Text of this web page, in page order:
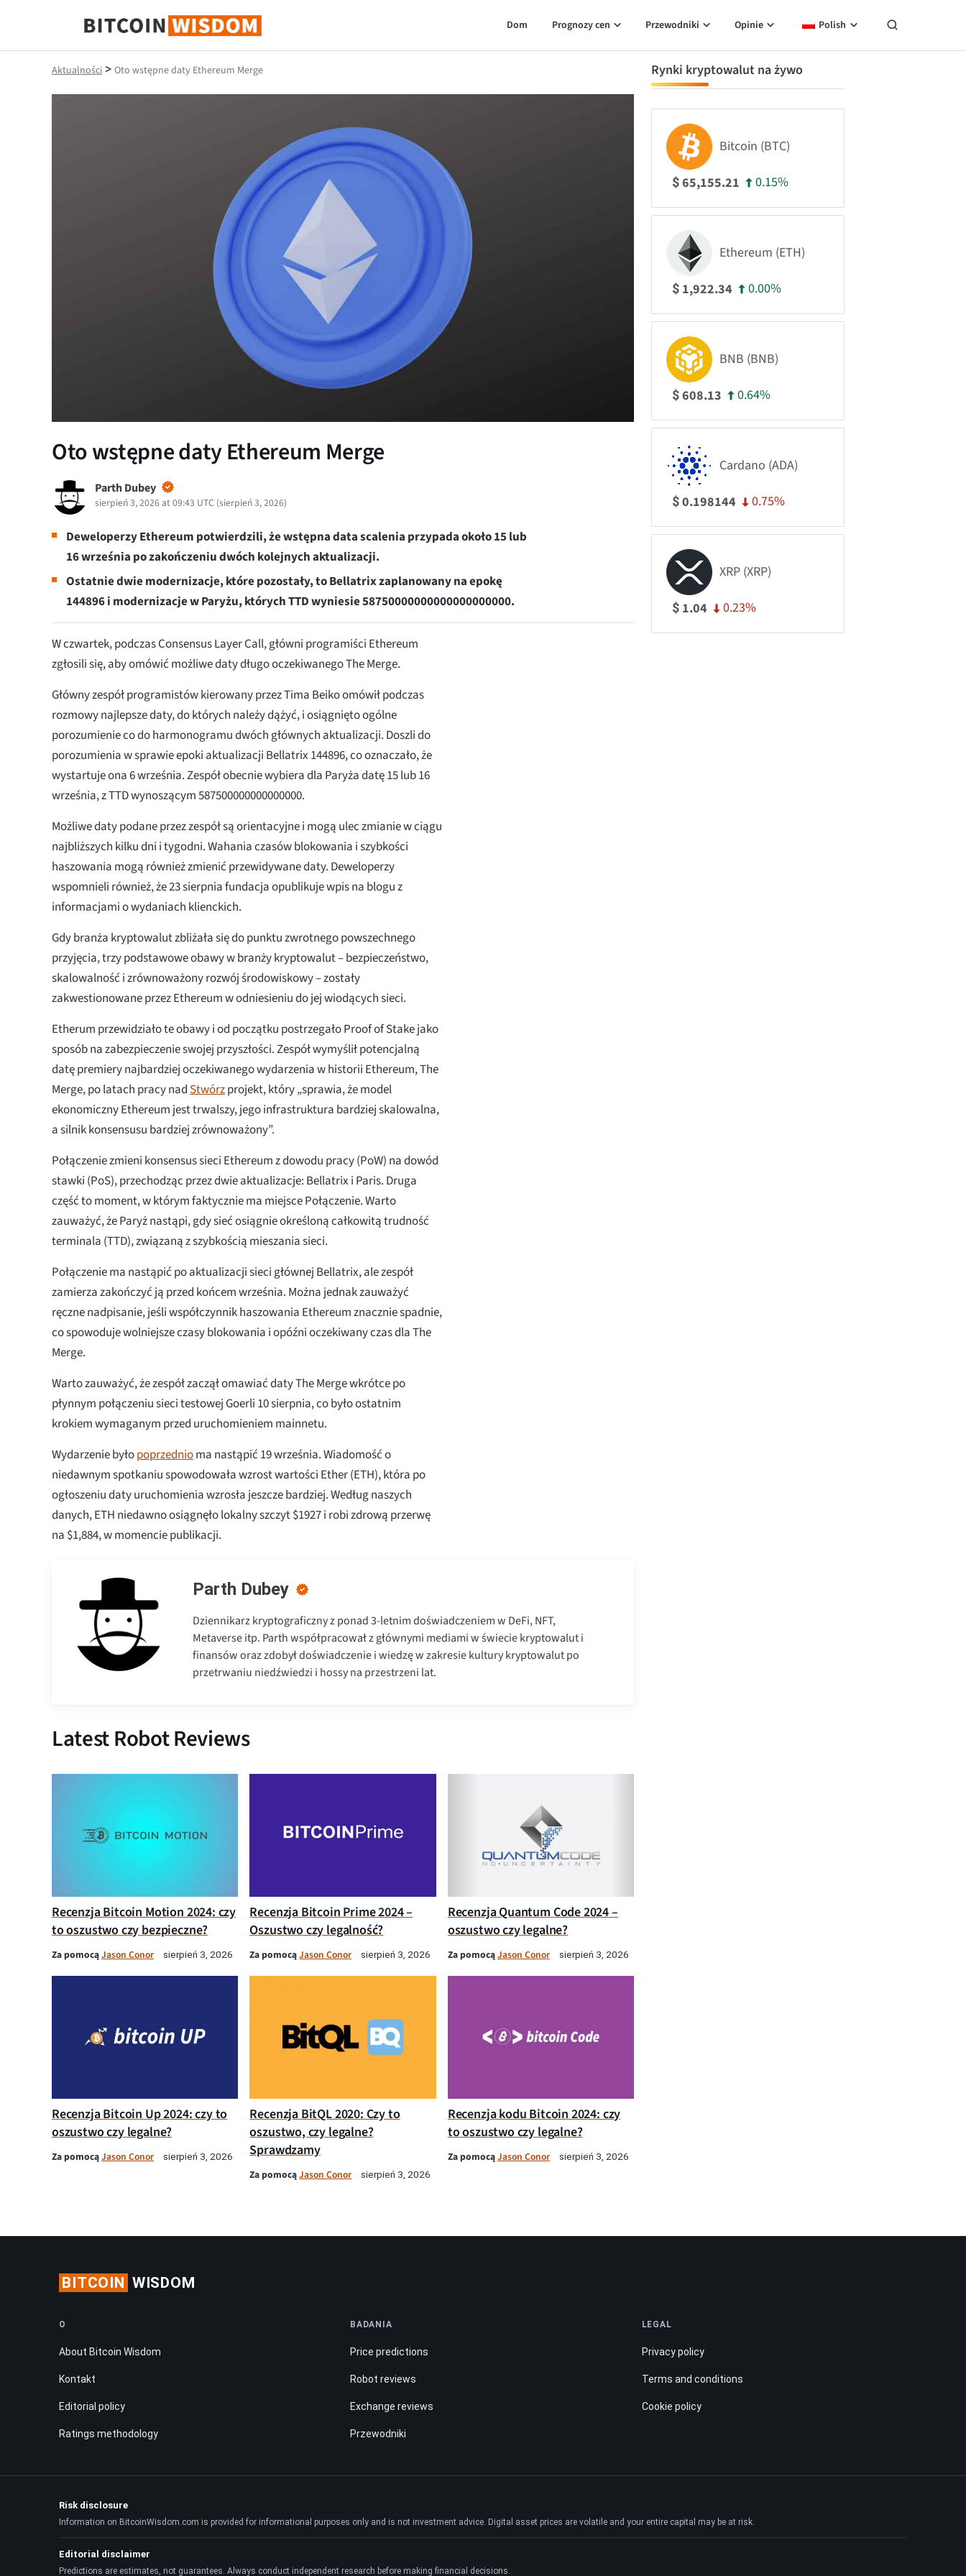
Mądrość Bitcoina
Dom Prognozy cen Przewodniki Opinie Polish
Aktualności > Oto wstępne daty Ethereum Merge
Oto wstępne daty Ethereum Merge
Parth Dubey
sierpień 3, 2026 at 09:43 UTC (sierpień 3, 2026)
Deweloperzy Ethereum potwierdzili, że wstępna data scalenia przypada około 15 lub
16 września po zakończeniu dwóch kolejnych aktualizacji.
Ostatnie dwie modernizacje, które pozostały, to Bellatrix zaplanowany na epokę
144896 i modernizacje w Paryżu, których TTD wyniesie 58750000000000000000000.
W czwartek, podczas Consensus Layer Call, główni programiści Ethereum
zgłosili się, aby omówić możliwe daty długo oczekiwanego The Merge.
Główny zespół programistów kierowany przez Tima Beiko omówił podczas
rozmowy najlepsze daty, do których należy dążyć, i osiągnięto ogólne
porozumienie co do harmonogramu dwóch głównych aktualizacji. Doszli do
porozumienia w sprawie epoki aktualizacji Bellatrix 144896, co oznaczało, że
wystartuje ona 6 września. Zespół obecnie wybiera dla Paryża datę 15 lub 16
września, z TTD wynoszącym 587500000000000000.
Możliwe daty podane przez zespół są orientacyjne i mogą ulec zmianie w ciągu
najbliższych kilku dni i tygodni. Wahania czasów blokowania i szybkości
haszowania mogą również zmienić przewidywane daty. Deweloperzy
wspomnieli również, że 23 sierpnia fundacja opublikuje wpis na blogu z
informacjami o wydaniach klienckich.
Gdy branża kryptowalut zbliżała się do punktu zwrotnego powszechnego
przyjęcia, trzy podstawowe obawy w branży kryptowalut – bezpieczeństwo,
skalowalność i zrównoważony rozwój środowiskowy – zostały
zakwestionowane przez Ethereum w odniesieniu do jej wiodących sieci.
Etherum przewidziało te obawy i od początku postrzegało Proof of Stake jako
sposób na zabezpieczenie swojej przyszłości. Zespół wymyślił potencjalną
datę premiery najbardziej oczekiwanego wydarzenia w historii Ethereum, The
Merge, po latach pracy nad Stwórzprojekt, który „sprawia, że model
ekonomiczny Ethereum jest trwalszy, jego infrastruktura bardziej skalowalna,
a silnik konsensusu bardziej zrównoważony”.
Połączenie zmieni konsensus sieci Ethereum z dowodu pracy (PoW) na dowód
stawki (PoS), przechodząc przez dwie aktualizacje: Bellatrix i Paris. Druga
część to moment, w którym faktycznie ma miejsce Połączenie. Warto
zauważyć, że Paryż nastąpi, gdy sieć osiągnie określoną całkowitą trudność
terminala (TTD), związaną z szybkością mieszania sieci.
Połączenie ma nastąpić po aktualizacji sieci głównej Bellatrix, ale zespół
zamierza zakończyć ją przed końcem września. Można jednak zauważyć
ręczne nadpisanie, jeśli współczynnik haszowania Ethereum znacznie spadnie,
co spowoduje wolniejsze czasy blokowania i opóźni oczekiwany czas dla The
Merge.
Warto zauważyć, że zespół zaczął omawiać daty The Merge wkrótce po
płynnym połączeniu sieci testowej Goerli 10 sierpnia, co było ostatnim
krokiem wymaganym przed uruchomieniem mainnetu.
Wydarzenie byłopoprzednioma nastąpić 19 września. Wiadomość o
niedawnym spotkaniu spowodowała wzrost wartości Ether (ETH), która po
ogłoszeniu daty uruchomienia wzrosła jeszcze bardziej. Według naszych
danych, ETH niedawno osiągnęło lokalny szczyt $1927 i robi zdrową przerwę
na $1,884, w momencie publikacji.
Parth Dubey
Dziennikarz kryptograficzny z ponad 3-letnim doświadczeniem w DeFi, NFT,
Metaverse itp. Parth współpracował z głównymi mediami w świecie kryptowalut i
finansów oraz zdobył doświadczenie i wiedzę w zakresie kultury kryptowalut po
przetrwaniu niedźwiedzi i hossy na przestrzeni lat.
Latest Robot Reviews
Recenzja Bitcoin Motion 2024: czy
to oszustwo czy bezpieczne?
Za pomocąJason Conor sierpień 3, 2026
Recenzja Bitcoin Prime 2024 –
Oszustwo czy legalność?
Za pomocąJason Conor sierpień 3, 2026
Recenzja Quantum Code 2024 –
oszustwo czy legalne?
Za pomocąJason Conor sierpień 3, 2026
Recenzja Bitcoin Up 2024: czy to
oszustwo czy legalne?
Za pomocąJason Conor sierpień 3, 2026
Recenzja BitQL 2020: Czy to
oszustwo, czy legalne?
Sprawdzamy
Za pomocąJason Conor sierpień 3, 2026
Recenzja kodu Bitcoin 2024: czy
to oszustwo czy legalne?
Za pomocąJason Conor sierpień 3, 2026
Rynki kryptowalut na żywo
Bitcoin (BTC)
$65,155.21 0.15%
Ethereum (ETH)
$ 1,922.34 0.00%
BNB (BNB)
$608.13 0.64%
Cardano (ADA)
$0.198144 0.75%
XRP (XRP)
$ 1.04 0.23%
BITCOIN WISDOM
O
About Bitcoin Wisdom
Kontakt
Editorial policy
Ratings methodology
BADANIA
Price predictions
Robot reviews
Exchange reviews
Przewodniki
LEGAL
Privacy policy
Terms and conditions
Cookie policy
Risk disclosure
Information on BitcoinWisdom.com is provided for informational purposes only and is not investment advice. Digital asset prices are volatile and your entire capital may be at risk.
Editorial disclaimer
Predictions are estimates, not guarantees. Always conduct independent research before making financial decisions.